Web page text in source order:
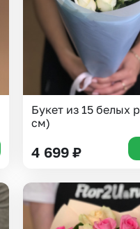
Волгоград
Букет из 15 белых
см)
4 699 ₽